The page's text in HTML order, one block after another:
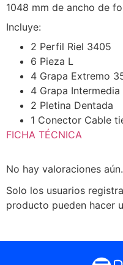
1048 mm de ancho de
Incluye:
2 Perfil Riel 3405
6 Pieza L
4 Grapa Extremo
4 Grapa Intermedia
2 Pletina Dentada
1 Conector Cable
FICHA TÉCNICA
No hay valoraciones aún.
Solo los usuarios
producto pueden hacer